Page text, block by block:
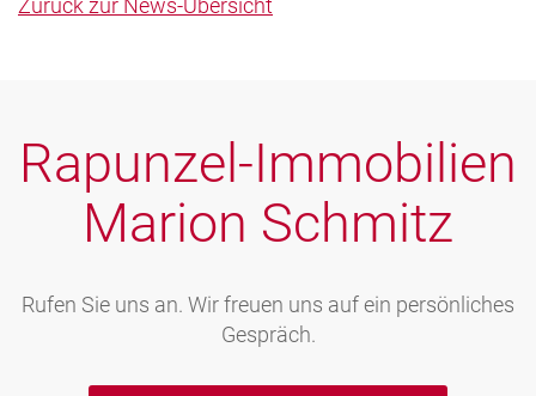
Zurück zur News-Übersicht
Rapunzel-Immobilien
Marion Schmitz
Rufen Sie uns an. Wir freuen uns auf ein persönliches
Gespräch.